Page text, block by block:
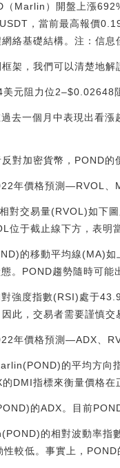
（Marlin）開盤上漲
，當前最高報價
網絡基礎結構。注：信
架，我們可以清楚地
美元阻力位
去一個月中表現出看
對加密貨幣，POND
年價格預測—RVOL、
對交易量(RVOL)如下
位于截止線下方，表明
的移動平均線(MA)如
。POND趨勢隨時可能
強度指數(RSI)處于
此，交易者需要謹慎交
年價格預測—ADX、
的平均方向
DMI指標來衡量價格在
的ADX。目前
的相對波動率指
較低。事實上，